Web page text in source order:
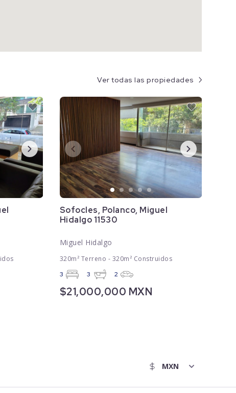
Sofocles, Polanco, Miguel
Hidalgo 11530
Miguel Hidalgo
320m² Terreno - 320m² Construidos
3 3 2
$21,000,000 MXN
Ver todas las propiedades